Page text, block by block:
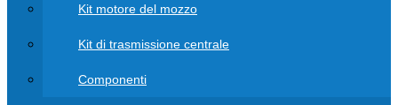
Kit motore del mozzo
Kit di trasmissione centrale
Componenti